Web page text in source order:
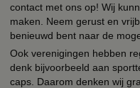
contact met ons op! Wij
maken. Neem gerust en
benieuwd bent naar de
Ook verenigingen hebben
denk bijvoorbeeld aan
caps. Daarom denken wij